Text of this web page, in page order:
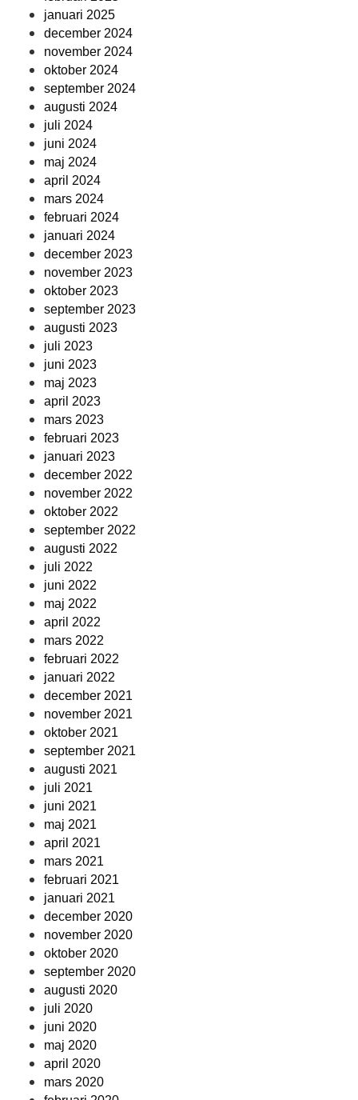
januari 2025
december 2024
november 2024
oktober 2024
september 2024
augusti 2024
juli 2024
juni 2024
maj 2024
april 2024
mars 2024
februari 2024
januari 2024
december 2023
november 2023
oktober 2023
september 2023
augusti 2023
juli 2023
juni 2023
maj 2023
april 2023
mars 2023
februari 2023
januari 2023
december 2022
november 2022
oktober 2022
september 2022
augusti 2022
juli 2022
juni 2022
maj 2022
april 2022
mars 2022
februari 2022
januari 2022
december 2021
november 2021
oktober 2021
september 2021
augusti 2021
juli 2021
juni 2021
maj 2021
april 2021
mars 2021
februari 2021
januari 2021
december 2020
november 2020
oktober 2020
september 2020
augusti 2020
juli 2020
juni 2020
maj 2020
april 2020
mars 2020